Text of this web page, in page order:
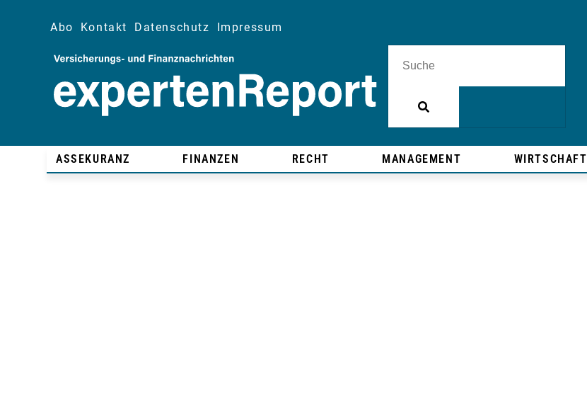
Abo Kontakt Datenschutz Impressum
ASSEKURANZ FINANZEN RECHT MANAGEMENT WIRTSCHAFT